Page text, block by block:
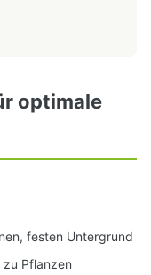
optimale
festen Untergrund
Pflanzen